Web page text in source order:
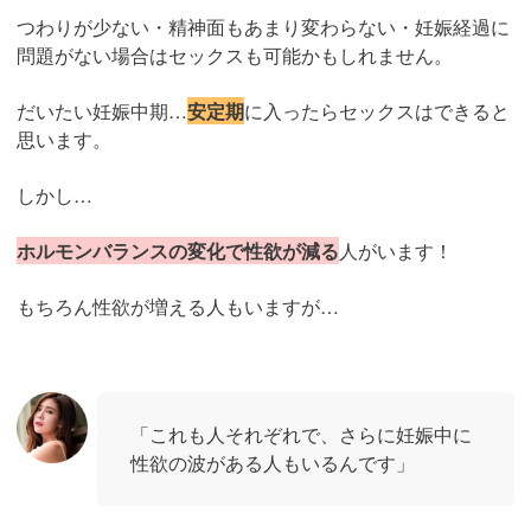
つわりが少ない・精神面もあまり変わらない・妊娠経過に
問題がない場合はセックスも可能かもしれません。
だいたい妊娠中期…安定期に入ったらセックスはできると
思います。
しかし…
ホルモンバランスの変化で性欲が減る 人がいます！
もちろん性欲が増える人もいますが…
「これも人それぞれで、さらに妊娠中に
性欲の波がある人もいるんです」